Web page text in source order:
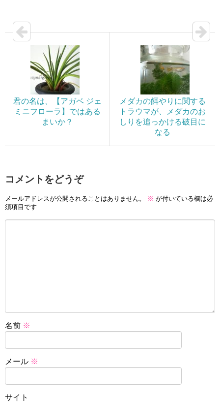
君の名は、【アガベ ジェ
ミニフローラ】ではある
まいか？
メダカの餌やりに関する
トラウマが、メダカのお
しりを追っかける破目に
なる
コメントをどうぞ
メールアドレスが公開されることはありません。 ※ が付いている欄は必
須項目です
名前 ※
メール ※
サイト